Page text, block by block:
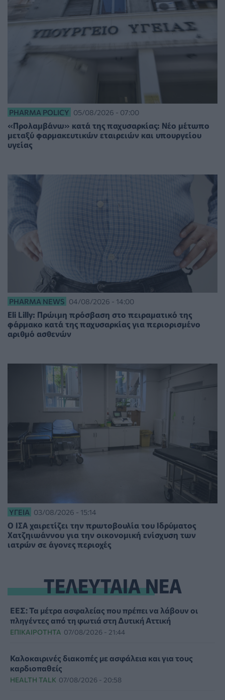
PHARMA POLICY 05/08/2026 - 07:00
«Προλαμβάνω» κατά της παχυσαρκίας: Νέο μέτωπο
μεταξύ φαρμακευτικών εταιρειών και υπουργείου
υγείας
PHARMA NEWS 04/08/2026 - 14:00
Eli Lilly: Πρώιμη πρόσβαση στο πειραματικό της
φάρμακο κατά της παχυσαρκίας για περιορισμένο
αριθμό ασθενών
ΥΓΕΊΑ 03/08/2026 - 15:14
Ο ΙΣΑ χαιρετίζει την πρωτοβουλία του Ιδρύματος
Χατζηιωάννου για την οικονομική ενίσχυση των
ιατρών σε άγονες περιοχές
ΤΕΛΕΥΤΑΙΑ ΝΕΑ
ΕΕΣ: Τα μέτρα ασφαλείας που πρέπει να λάβουν οι
πληγέντες από τη φωτιά στη Δυτική Αττική
ΕΠΙΚΑΙΡΌΤΗΤΑ 07/08/2026 - 21:44
Καλοκαιρινές διακοπές με ασφάλεια και για τους
καρδιοπαθείς
HEALTH TALK 07/08/2026 - 20:58